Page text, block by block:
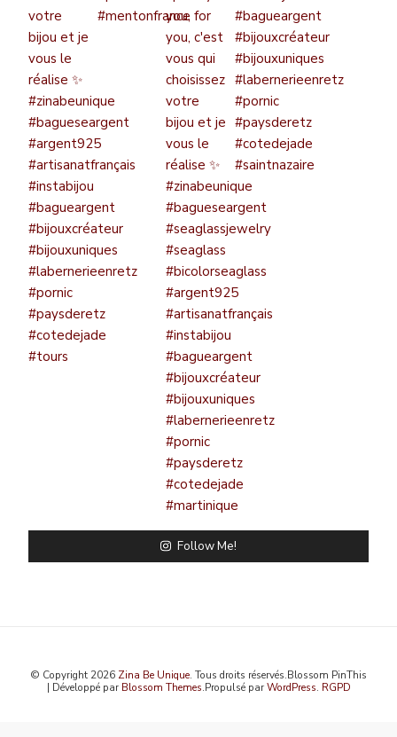
Follow Me!
© Copyright 2026 Zina Be Unique. Tous droits réservés.Blossom PinThis
| Développé par Blossom Themes.Propulsé parWordPress. RGPD